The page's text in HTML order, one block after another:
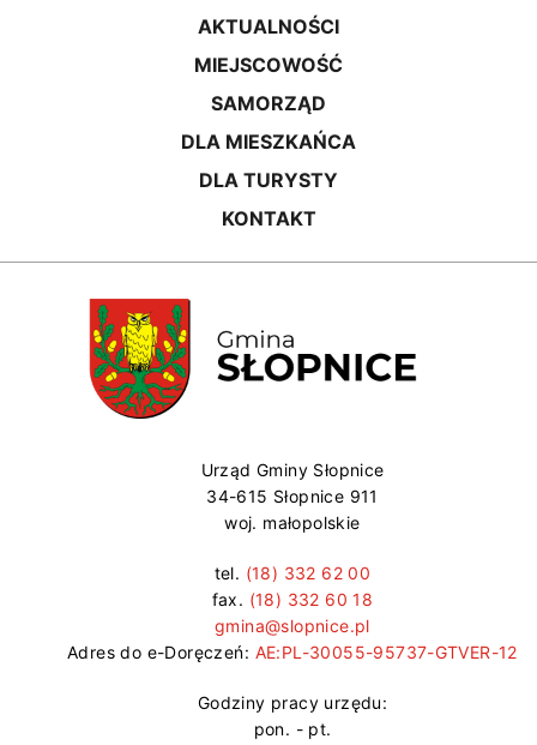
AKTUALNOŚCI
MIEJSCOWOŚĆ
SAMORZĄD
DLA MIESZKAŃCA
DLA TURYSTY
KONTAKT
Urząd Gminy Słopnice
34-615 Słopnice 911
woj. małopolskie
tel. (18) 332 62 00
fax. (18) 332 60 18
gmina@slopnice.pl
Adres do e-Doręczeń: AE:PL-30055-95737-GTVER-12
Godziny pracy urzędu:
pon. - pt.